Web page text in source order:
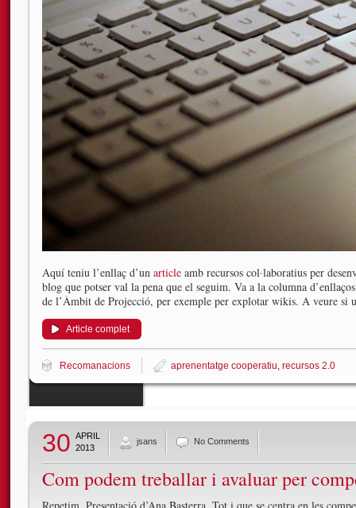
Aquí teniu l’enllaç d’un article amb recursos col·laboratius per
blog que potser val la pena que el seguim. Va a la columna
de l’Àmbit de Projecció, per exemple per explotar wikis. A veure si
Article complet
Recomanacions aprenentatge cooperatiu, recursos 2.0
30 APRIL
2013
jsans No Comments
Com podem treballar i avaluar per